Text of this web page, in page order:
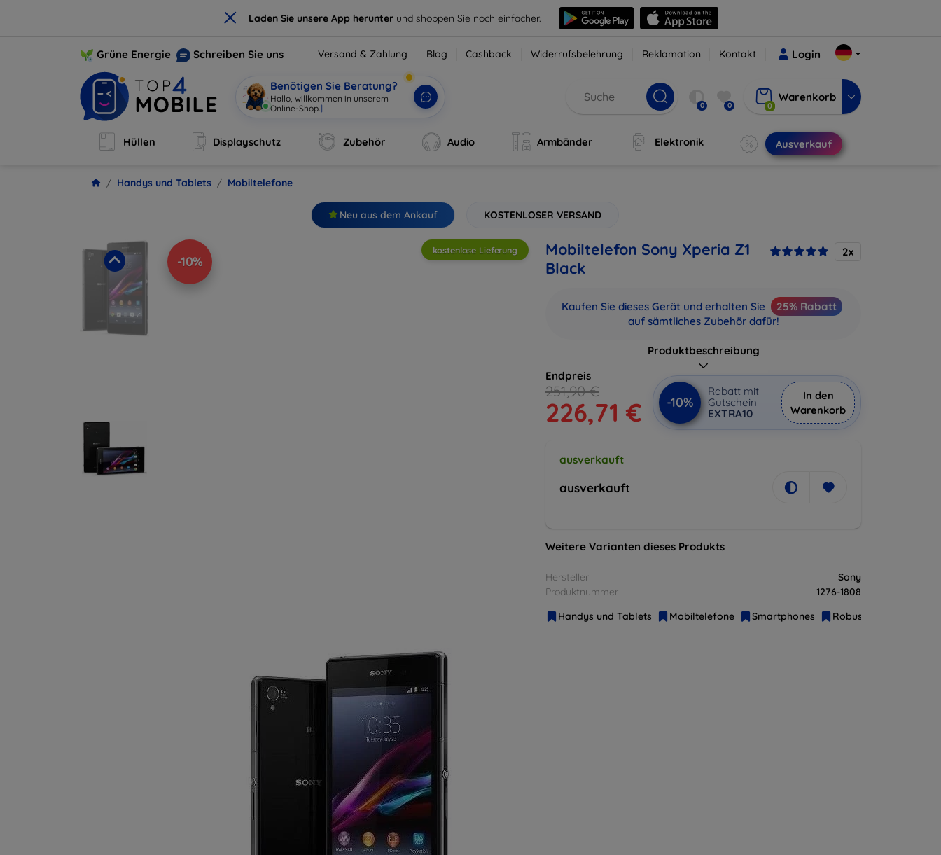
× Laden Sie unsere App herunter und shoppen Sie noch einfacher.
Grüne Energie Schreiben Sie uns Versand & Zahlung Blog Cashback Widerrufsbelehrung Reklamation Kontakt Login
Benötigen Sie Beratung?
Hallo, willkommen in | 0 0 0
Warenkorb
Hüllen Displayschutz Zubehör Audio Armbänder Elektronik Ausverkauf
Handys und Tablets Mobiltelefone
Neu aus dem Ankauf KOSTENLOSER VERSAND
-10%
kostenlose Lieferung
Mobiltelefon Sony Xperia Z1
Black
2x
Kaufen Sie dieses Gerät und erhalten Sie
25% Rabatt
auf sämtliches Zubehör dafür!
Produktbeschreibung
Endpreis
251,90 €
226,71 € -10%
Rabatt mit
Gutschein
EXTRA10
In den
Warenkorb
ausverkauft
ausverkauft
Weitere Varianten dieses Produkts
Hersteller
Sony
Produktnummer
1276-1808
Handys und Tablets
Mobiltelefone Smartphones Robuste Handys